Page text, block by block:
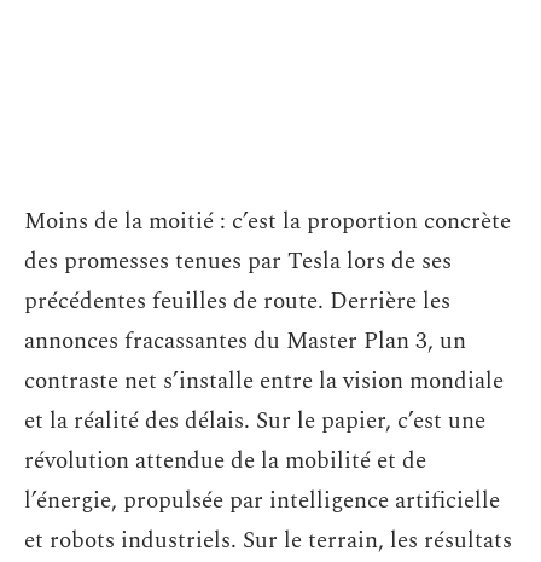
Moins de la moitié : c’est la proportion concrète
des promesses tenues par Tesla lors de ses
précédentes feuilles de route. Derrière les
annonces fracassantes du Master Plan 3, un
contraste net s’installe entre la vision mondiale
et la réalité des délais. Sur le papier, c’est une
révolution attendue de la mobilité et de
l’énergie, propulsée par intelligence artificielle
et robots industriels. Sur le terrain, les résultats